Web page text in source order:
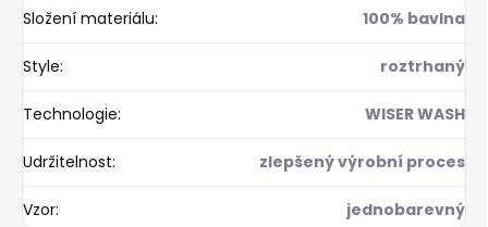
Složení materiálu: 100% bavlna
Style: roztrhaný
Technologie: WISER WASH
Udržitelnost: zlepšený výrobní proces
Vzor: jednobarevný